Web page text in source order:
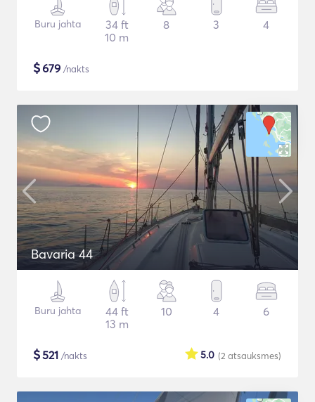
Buru jahta
34 ft
10 m
8 3 4
$679 /nakts
Bavaria 44
Buru jahta
44 ft
13 m
10 4 6
$521 /nakts (2 atsauksmes)
5.0